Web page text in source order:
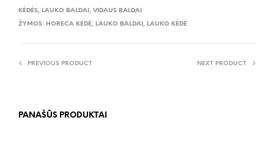
KĖDĖS, LAUKO BALDAI, VIDAUS BALDAI
ŽYMOS: HORECA KĖDĖ, LAUKO BALDAI, LAUKO KĖDĖ
PREVIOUS PRODUCT NEXT PRODUCT
PANAŠŪS PRODUKTAI